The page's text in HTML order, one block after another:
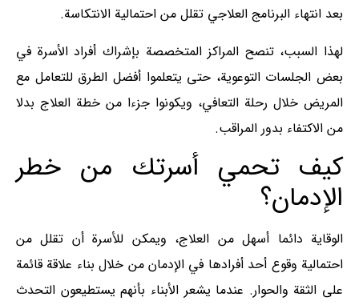
بعد انتهاء البرنامج العلاجي تقلل من احتمالية الانتكاسة.
لهذا السبب، تنصح المراكز المتخصصة بإشراك أفراد الأسرة في
بعض الجلسات التوعوية، حتى يتعلموا أفضل الطرق للتعامل مع
المريض خلال رحلة التعافي، ويكونوا جزءا من خطة العلاج بدلا
من الاكتفاء بدور المراقب.
كيف تحمي أسرتك من خطر
الإدمان؟
الوقاية دائما أسهل من العلاج، ويمكن للأسرة أن تقلل من
احتمالية وقوع أحد أفرادها في الإدمان من خلال بناء علاقة قائمة
على الثقة والحوار. عندما يشعر الأبناء بأنهم يستطيعون التحدث